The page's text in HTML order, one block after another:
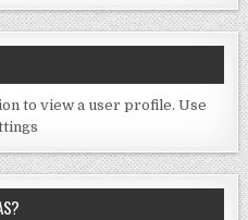
to view a user profile. Use